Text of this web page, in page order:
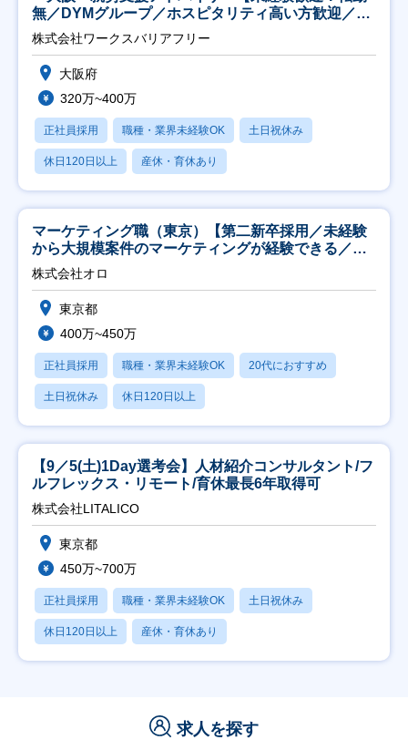
無／DYMグループ／ホスピタリティ高い方歓迎／土
日祝】
株式会社ワークスバリアフリー
大阪府
320万~400万
正社員採用 職種・業界未経験OK 土日祝休み
休日120日以上 産休・育休あり
マーケティング職（東京）【第二新卒採用／未経験
から大規模案件のマーケティングが経験できる／研
修充実】
株式会社オロ
東京都
400万~450万
正社員採用 職種・業界未経験OK 20代におすすめ
土日祝休み 休日120日以上
【9／5(土)1Day選考会】人材紹介コンサルタント/フ
ルフレックス・リモート/育休最長6年取得可
株式会社LITALICO
東京都
450万~700万
正社員採用 職種・業界未経験OK 土日祝休み
休日120日以上 産休・育休あり
求人を探す